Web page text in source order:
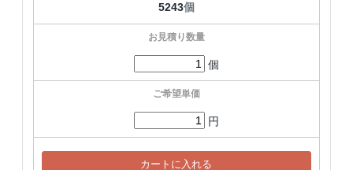
5243個
個
円
カートに入れる